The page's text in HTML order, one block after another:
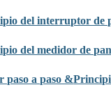
del interruptor de
del medidor de
paso a paso &